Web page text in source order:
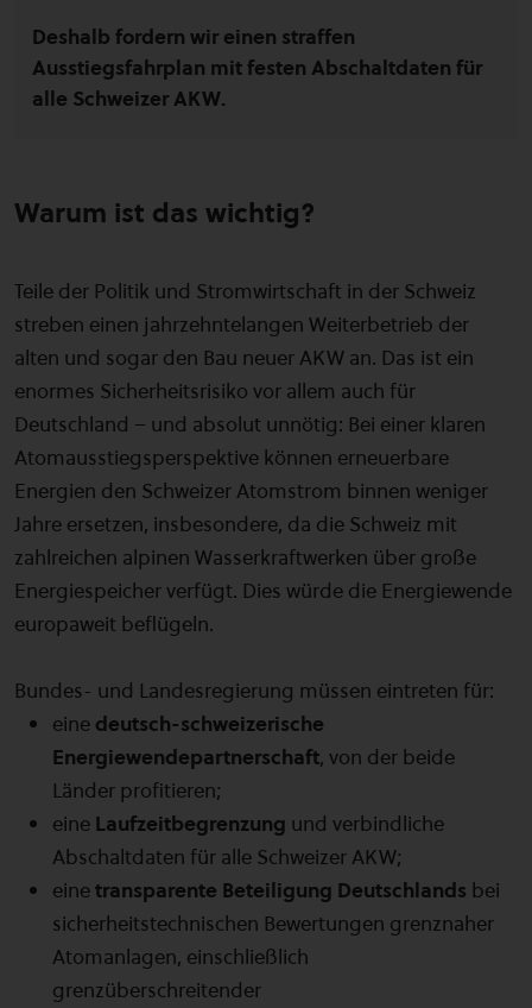
Deshalb fordern wir einen straffen
Ausstiegsfahrplan mit festen Abschaltdaten für
alle Schweizer AKW.
Warum ist das wichtig?
Teile der Politik und Stromwirtschaft in der Schweiz
streben einen jahrzehntelangen Weiterbetrieb der
alten und sogar den Bau neuer AKW an. Das ist ein
enormes Sicherheitsrisiko vor allem auch für
Deutschland – und absolut unnötig: Bei einer klaren
Atomausstiegsperspektive können erneuerbare
Energien den Schweizer Atomstrom binnen weniger
Jahre ersetzen, insbesondere, da die Schweiz mit
zahlreichen alpinen Wasserkraftwerken über große
Energiespeicher verfügt. Dies würde die Energiewende
europaweit beflügeln.
Bundes- und Landesregierung müssen eintreten für:
eine deutsch-schweizerische
Energiewendepartnerschaft, von der beide
Länder profitieren;
eine Laufzeitbegrenzung und verbindliche
Abschaltdaten für alle Schweizer AKW;
einetransparente Beteiligung Deutschlands bei
sicherheitstechnischen Bewertungen grenznaher
Atomanlagen, einschließlich
grenzüberschreitender